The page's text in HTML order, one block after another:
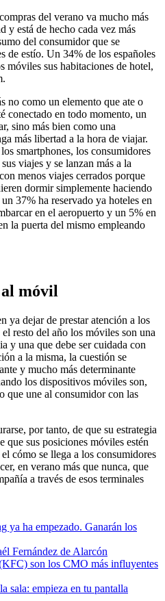
del verano va mucho más
y está de hecho cada vez más
del consumidor que se
de estío. Un 34% de los españoles
móviles sus habitaciones de hotel,
no como un elemento que ate o
conectado en todo momento, un
sino más bien como una
más libertad a la hora de viajar.
smartphones, los consumidores
viajes y se lanzan más a la
menos viajes cerrados porque
dormir simplemente haciendo
37% ha reservado ya hoteles en
en el aeropuerto y un 5% en
la puerta del mismo empleando
móvil
ya dejar de prestar atención a los
resto del año los móviles son una
y una que debe ser cuidada con
a la misma, la cuestión se
y mucho más determinante
los dispositivos móviles son,
que une al consumidor con las
por tanto, de que su estrategia
que sus posiciones móviles estén
cómo se llega a los consumidores
en verano más que nunca, que
a través de esos terminales
ya ha empezado. Ganarán los
Fernández de Alarcón
son los CMO más influyentes
sala: empieza en tu pantalla